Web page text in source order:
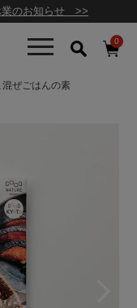
業のお知らせ >>
0
ぜごはんの素